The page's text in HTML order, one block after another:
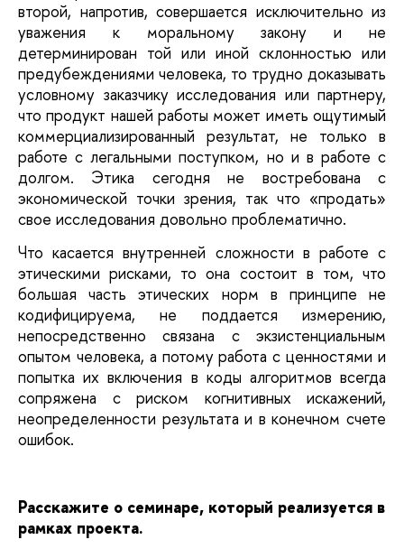
второй, напротив, совершается исключительно из
уважения к моральному закону и не
детерминирован той или иной склонностью или
предубеждениями человека, то трудно доказывать
условному заказчику исследования или партнеру,
что продукт нашей работы может иметь ощутимый
коммерциализированный результат, не только в
работе с легальными поступком, но и в работе с
долгом. Этика сегодня не востребована с
экономической точки зрения, так что «продать»
свое исследования довольно проблематично.
Что касается внутренней сложности в работе с
этическими рисками, то она состоит в том, что
большая часть этических норм в принципе не
кодифицируема, не поддается измерению,
непосредственно связана с экзистенциальным
опытом человека, а потому работа с ценностями и
попытка их включения в коды алгоритмов всегда
сопряжена с риском когнитивных искажений,
неопределенности результата и в конечном счете
ошибок.
Расскажите о семинаре, который реализуется в
рамках проекта.